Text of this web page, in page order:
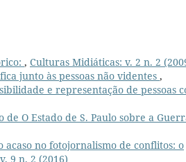
, Culturas Midiáticas: v. 2 n. 2
junto às pessoas não videntes ,
e representação de pessoas
O Estado de S. Paulo sobre a
acaso no fotojornalismo de conflitos: o
9 n. 2 (2016)